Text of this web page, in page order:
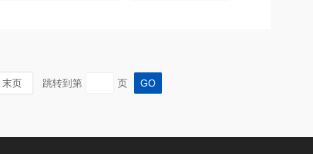
末页 跳转到第 页